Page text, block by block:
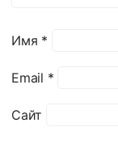
Имя *
Email *
Сайт